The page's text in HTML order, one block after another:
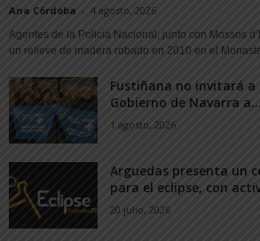
Ana Córdoba - 4 agosto, 2026
Agentes de la Policía Nacional, junto con Mossos
un relieve de madera robado en 2010 en el
Fustiñana no invitará a
Gobierno de Navarra a...
1 agosto, 2026
Arguedas presenta un
para el eclipse, con
20 julio, 2026